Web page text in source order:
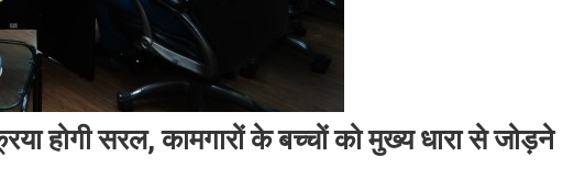
होगी सरल, कामगारों के बच्चों को मुख्य धारा से जोड़ने